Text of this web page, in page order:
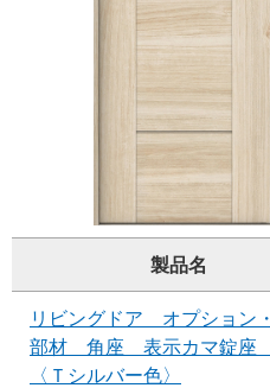
製品名
リビングドア オプション・
部材 角座 表示カマ錠座
〈Ｔシルバー色〉